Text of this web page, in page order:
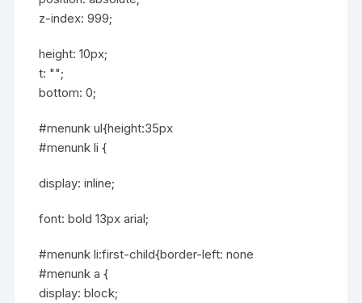
z-index: 999;
height: 10px;
t: "";
bottom: 0;
#menunk ul{height:35px
#menunk li {
display: inline;
font: bold 13px arial;
#menunk li:first-child{border-left: none
#menunk a {
display: block;